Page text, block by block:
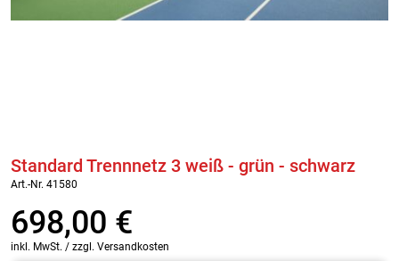
Standard Trennnetz 3 weiß - grün - schwarz
Art.-Nr. 41580
698,00 €
inkl. MwSt. / zzgl. Versandkosten